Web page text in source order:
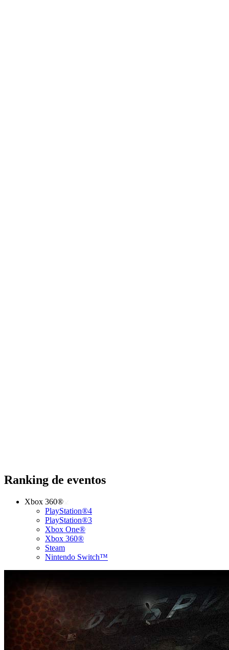
Ranking de eventos
Xbox 360®
PlayStation®4
PlayStation®3
Xbox One®
Xbox 360®
Steam
Nintendo Switch™